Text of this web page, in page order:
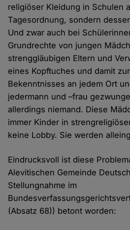
religiöser Kleidung in Schulen
Tagesordnung, sondern
Und zwar auch bei
Grundrechte von jungen
strenggläubigen Eltern und
eines Kopftuches und damit
Bekenntnisses an jedem Ort
jedermann und –frau
allerdings niemand. Diese
immer Kinder in
keine Lobby. Sie werden
Eindrucksvoll ist diese
Alevitischen Gemeinde
Stellungnahme im
(Absatz 68)) betont worden: